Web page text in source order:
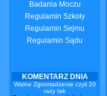
Badania Moczu
Regulamin Szkoły
Regulamin Sejmu
Regulamin Sądu
KOMENTARZ DNIA
Walne Zgromadzenie czyli 20
razy tak